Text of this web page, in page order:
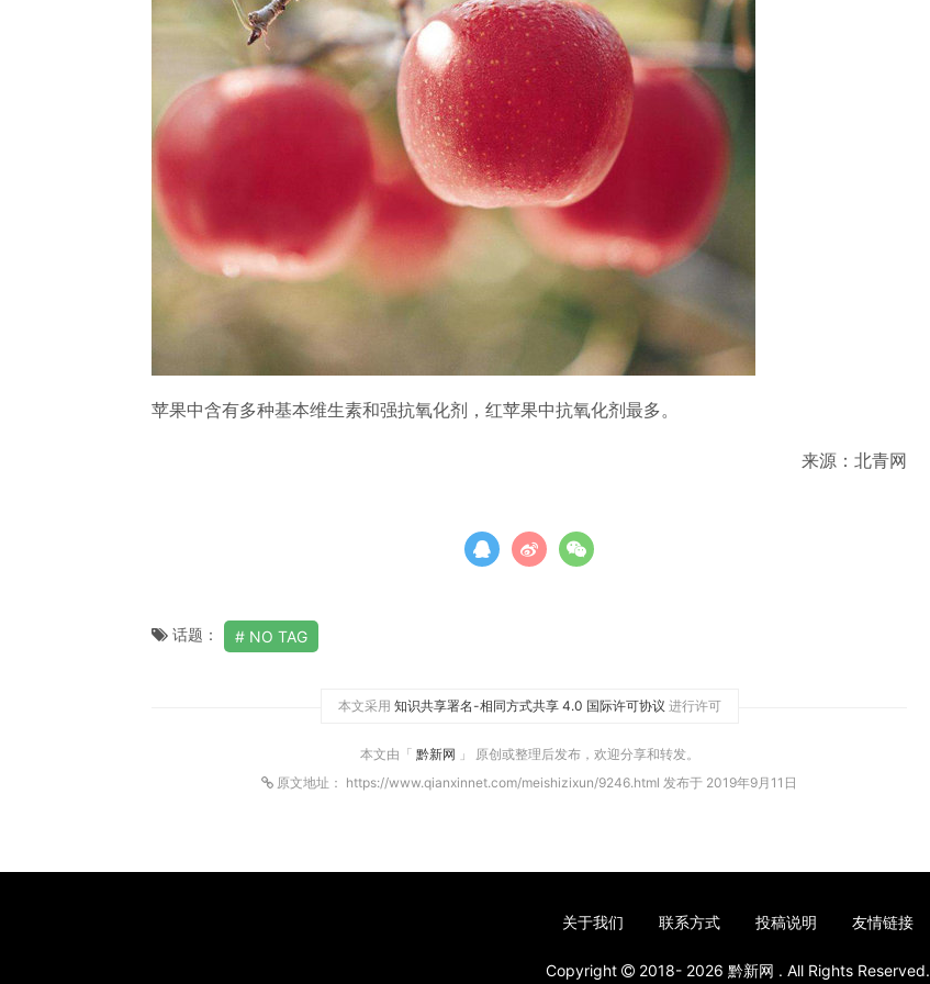
苹果中含有多种基本维生素和强抗氧化剂，红苹果中抗氧化剂最多。
来源：北青网
话题： NO TAG
本文采用 知识共享署名-相同方式共享 4.0 国际许可协议 进行许可
本文由「 黔新网 」 原创或整理后发布，欢迎分享和转发。
原文地址： https://www.qianxinnet.com/meishizixun/9246.html 发布于 2019年9月11日
关于我们 联系方式 投稿说明 友情链接
Copyright 2018- 2026 黔新网 . All Rights Reserved.